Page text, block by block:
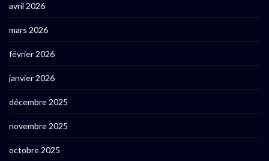
avril 2026
mars 2026
février 2026
janvier 2026
décembre 2025
novembre 2025
octobre 2025